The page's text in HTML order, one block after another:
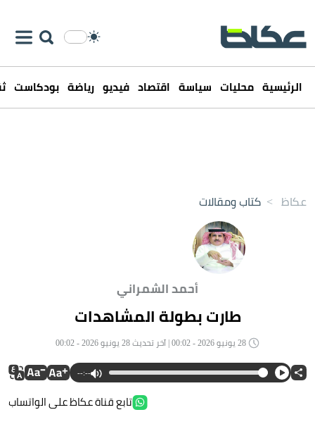
الرئيسية محليات سياسة اقتصاد فيديو رياضة بودكاست
عكاظ > كتاب ومقالات
أحمد الشمراني
طارت بطولة المشاهدات
--:--
تابع قناة عكاظ على الواتساب